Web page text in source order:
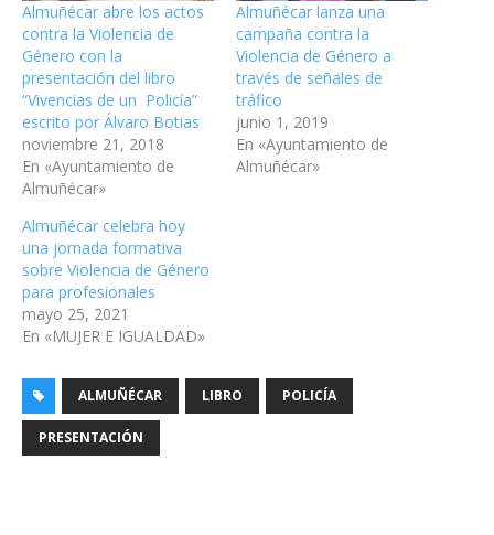
Almuñécar abre los actos
contra la Violencia de
Género con la
presentación del libro
“Vivencias de un Policía”
escrito por Álvaro Botias
noviembre 21, 2018
En «Ayuntamiento de
Almuñécar»
Almuñécar lanza una
campaña contra la
Violencia de Género a
través de señales de
tráfico
junio 1, 2019
En «Ayuntamiento de
Almuñécar»
Almuñécar celebra hoy
una jornada formativa
sobre Violencia de Género
para profesionales
mayo 25, 2021
En «MUJER E IGUALDAD»
ALMUÑÉCAR LIBRO POLICÍA
PRESENTACIÓN